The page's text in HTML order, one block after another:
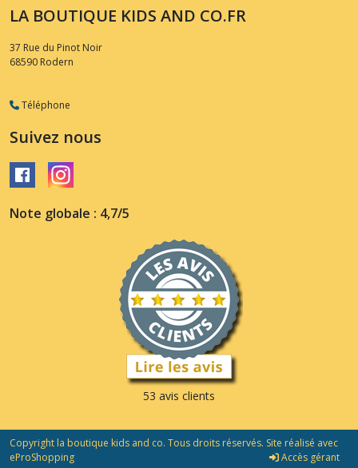
LA BOUTIQUE KIDS AND CO.FR
37 Rue du Pinot Noir
68590 Rodern
Téléphone
Suivez nous
Note globale : 4,7/5
53 avis clients
Copyright la boutique kids and co. Tous droits réservés. Site réalisé avec
eProShopping
Accès gérant